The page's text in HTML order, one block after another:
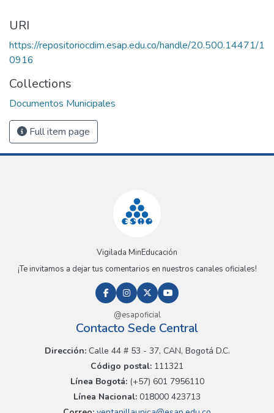
URI
https://repositoriocdim.esap.edu.co/handle/20.500.14471/1
0916
Collections
Documentos Municipales
Full item page
Vigilada MinEducación
¡Te invitamos a dejar tus comentarios en nuestros canales oficiales!
@esapoficial
Contacto Sede Central
Dirección:Calle 44 # 53 - 37, CAN, Bogotá D.C.
Código postal: 111321
Línea Bogotá:(+57) 601 7956110
Línea Nacional: 018000 423713